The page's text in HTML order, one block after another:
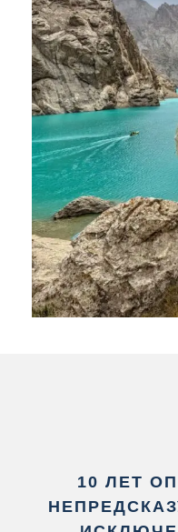
10 ЛЕТ